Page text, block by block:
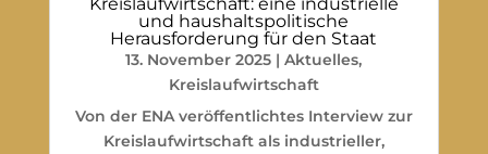
und haushaltspolitische
Herausforderung für den Staat
13. November 2025 |Aktuelles,
Kreislaufwirtschaft
Von der ENA veröffentlichtes Interview zur
Kreislaufwirtschaft als industrieller,